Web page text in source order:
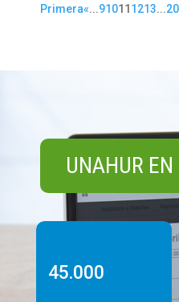
Primera«...91011 1213...20
UNAHUR
45.000